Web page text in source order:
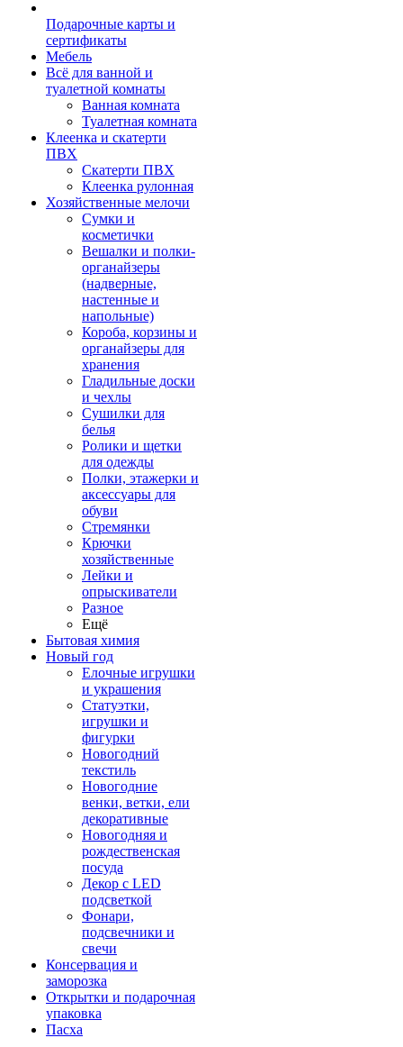
Подарочные карты и
сертификаты
Мебель
Всё для ванной и
туалетной комнаты
Ванная комната
Туалетная комната
Клеенка и скатерти
ПВХ
Скатерти ПВХ
Клеенка рулонная
Хозяйственные мелочи
Сумки и
косметички
Вешалки и полки-
органайзеры
(надверные,
настенные и
напольные)
Короба, корзины и
органайзеры для
хранения
Гладильные доски
и чехлы
Сушилки для
белья
Ролики и щетки
для одежды
Полки, этажерки и
аксессуары для
обуви
Стремянки
Крючки
хозяйственные
Лейки и
опрыскиватели
Разное
Ещё
Бытовая химия
Новый год
Елочные игрушки
и украшения
Статуэтки,
игрушки и
фигурки
Новогодний
текстиль
Новогодние
венки, ветки, ели
декоративные
Новогодняя и
рождественская
посуда
Декор с LED
подсветкой
Фонари,
подсвечники и
свечи
Консервация и
заморозка
Открытки и подарочная
упаковка
Пасха